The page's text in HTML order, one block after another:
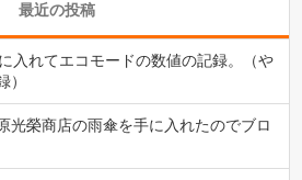
最近の投稿
入れてエコモードの数値の記録。（や
）
榮商店の雨傘を手に入れたのでブロ